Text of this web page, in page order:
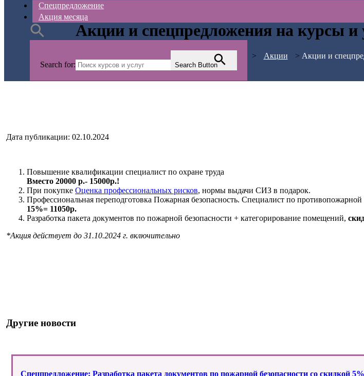
Спецпредложение
Акция месяца
Search for: Search Button
Акции и спецпредложения на курсы и
Новости > Акции > Акции и
Дата публикации: 02.10.2024
Повышение квалификации специалист по охране труда
Вместо 20000 р.- 15000р.!
При покупке Оценка профессиональных рисков, нормы выдачи СИЗ в подарок.
Профессиональная переподготовка Пожарная безопасность. Специалист по
15%= 11050р.
Разработка пакета документов по пожарной безопасности + категорирование помещений,
*Акция действует до 31.10.2024 г. включительно
Другие новости
Спецпредложение: Разработка пакета документов по пожарной безопасности со скидкой 5%